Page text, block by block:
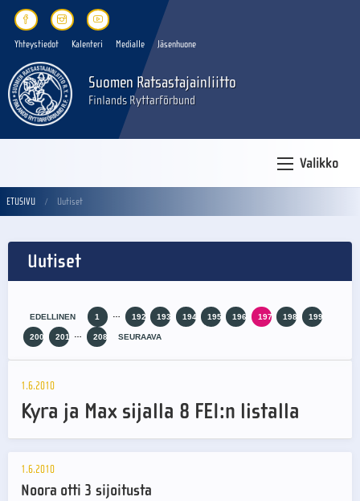
Yhteystiedot Kalenteri Medialle Jäsenhuone
Suomen Ratsastajainliitto
Finlands Ryttarförbund
Valikko
ETUSIVU Uutiset
Uutiset
EDELLINEN 1 192 193 194 195 196 197 198 199
200 201 208 SEURAAVA
1.6.2010
Kyra ja Max sijalla 8 FEI:n listalla
1.6.2010
Noora otti 3 sijoitusta